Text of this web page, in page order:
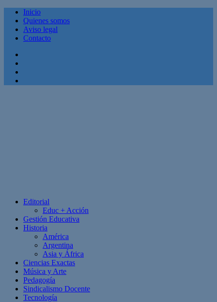
Inicio
Quienes somos
Aviso legal
Contacto
Editorial
Educ + Acción
Gestión Educativa
Historia
América
Argentina
Asia y África
Ciencias Exactas
Música y Arte
Pedagogía
Sindicalismo Docente
Tecnología